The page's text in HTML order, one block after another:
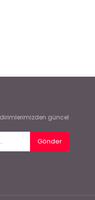
güncel
Gönder